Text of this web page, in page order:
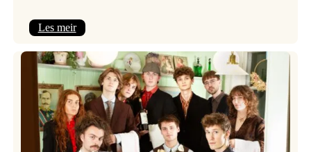
Les meir:
–
Griegakademiet
speler
fleire
konsertar
gjennom